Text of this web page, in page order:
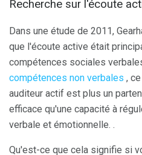
Recherche sur l'écoute
Dans une étude de 2011,
que l'écoute active était
compétences sociales
compétences non verbales ,
auditeur actif est plus un
efficace qu'une capacité à
verbale et émotionnelle. .
Qu'est-ce que cela signifie si